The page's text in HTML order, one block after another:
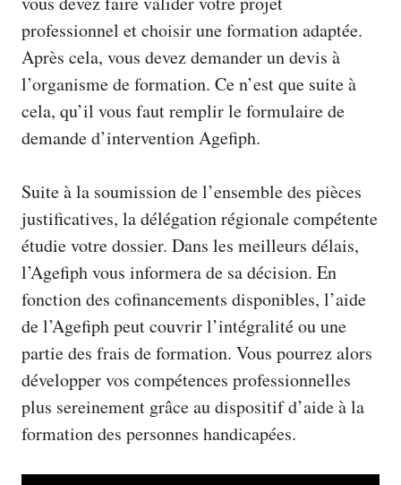
professionnel et choisir une formation adaptée.
Après cela, vous devez demander un devis à
l’organisme de formation. Ce n’est que suite à
cela, qu’il vous faut remplir le formulaire de
demande d’intervention Agefiph.
Suite à la soumission de l’ensemble des pièces
justificatives, la délégation régionale compétente
étudie votre dossier. Dans les meilleurs délais,
l’Agefiph vous informera de sa décision. En
fonction des cofinancements disponibles, l’aide
de l’Agefiph peut couvrir l’intégralité ou une
partie des frais de formation. Vous pourrez alors
développer vos compétences professionnelles
plus sereinement grâce au dispositif d’aide à la
formation des personnes handicapées.